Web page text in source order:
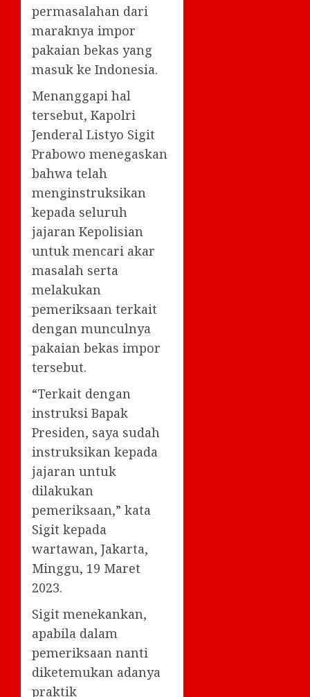
permasalahan dari
maraknya impor
pakaian bekas yang
masuk ke Indonesia.
Menanggapi hal
tersebut, Kapolri
Jenderal Listyo Sigit
Prabowo menegaskan
bahwa telah
menginstruksikan
kepada seluruh
jajaran Kepolisian
untuk mencari akar
masalah serta
melakukan
pemeriksaan terkait
dengan munculnya
pakaian bekas impor
tersebut.
“Terkait dengan
instruksi Bapak
Presiden, saya sudah
instruksikan kepada
jajaran untuk
dilakukan
pemeriksaan,” kata
Sigit kepada
wartawan, Jakarta,
Minggu, 19 Maret
2023.
Sigit menekankan,
apabila dalam
pemeriksaan nanti
diketemukan adanya
praktik